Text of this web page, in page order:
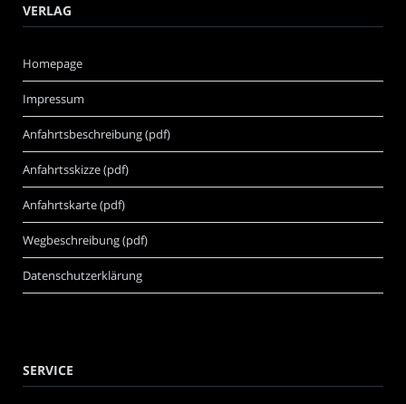
VERLAG
Homepage
Impressum
Anfahrtsbeschreibung (pdf)
Anfahrtsskizze (pdf)
Anfahrtskarte (pdf)
Wegbeschreibung (pdf)
Datenschutzerklärung
SERVICE